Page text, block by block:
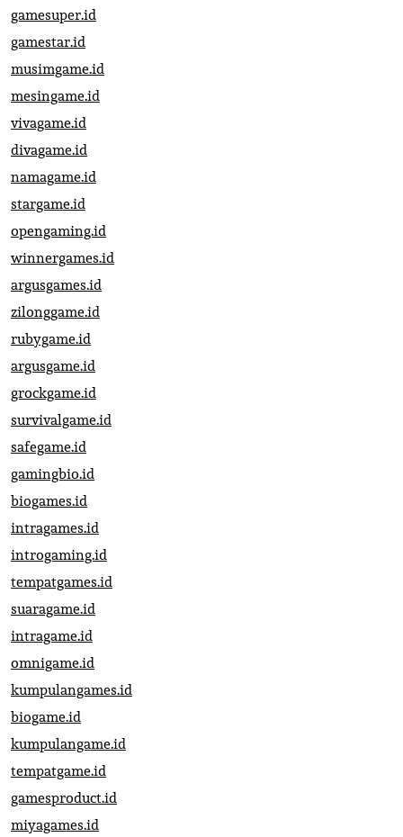
gamesuper.id
gamestar.id
musimgame.id
mesingame.id
vivagame.id
divagame.id
namagame.id
stargame.id
opengaming.id
winnergames.id
argusgames.id
zilonggame.id
rubygame.id
argusgame.id
grockgame.id
survivalgame.id
safegame.id
gamingbio.id
biogames.id
intragames.id
introgaming.id
tempatgames.id
suaragame.id
intragame.id
omnigame.id
kumpulangames.id
biogame.id
kumpulangame.id
tempatgame.id
gamesproduct.id
miyagames.id